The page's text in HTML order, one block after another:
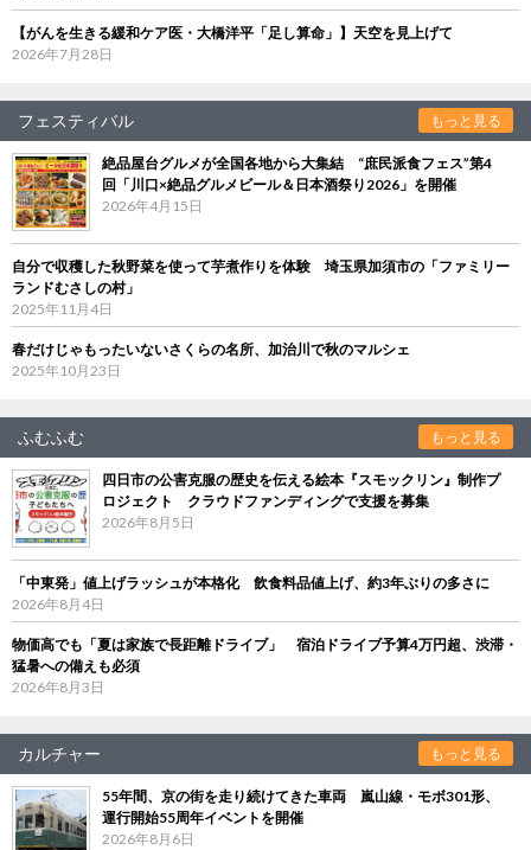
【がんを生きる緩和ケア医・大橋洋平「足し算命」】天空を見上げて
2026年7月28日
フェスティバル もっと見る
絶品屋台グルメが全国各地から大集結 “庶民派食フェス”第4
回「川口×絶品グルメビール＆日本酒祭り2026」を開催
2026年4月15日
自分で収穫した秋野菜を使って芋煮作りを体験 埼玉県加須市の「ファミリー
ランドむさしの村」
2025年11月4日
春だけじゃもったいないさくらの名所、加治川で秋のマルシェ
2025年10月23日
ふむふむ もっと見る
四日市の公害克服の歴史を伝える絵本『スモックリン』制作プ
ロジェクト クラウドファンディングで支援を募集
2026年8月5日
「中東発」値上げラッシュが本格化 飲食料品値上げ、約3年ぶりの多さに
2026年8月4日
物価高でも「夏は家族で長距離ドライブ」 宿泊ドライブ予算4万円超、渋滞・
猛暑への備えも必須
2026年8月3日
カルチャー もっと見る
55年間、京の街を走り続けてきた車両 嵐山線・モボ301形、
運行開始55周年イベントを開催
2026年8月6日